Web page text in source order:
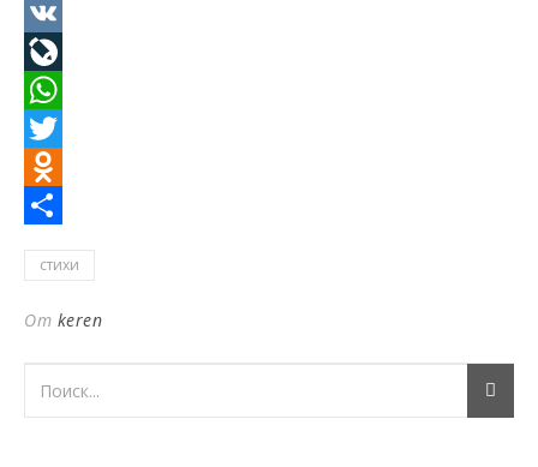
Facebook
VK
LiveJournal
WhatsApp
Twitter
Odnoklassniki
стихи
От keren